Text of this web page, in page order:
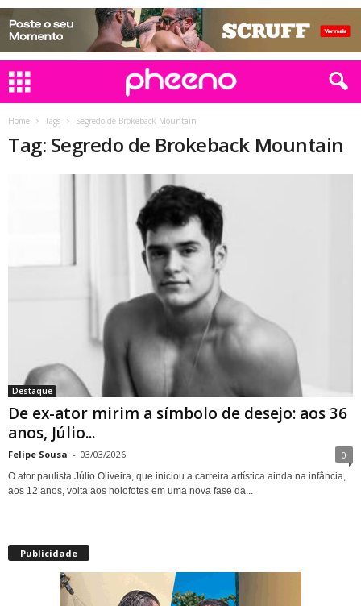
Home Tags Segredo de Brokeback Mountain
Tag: Segredo de Brokeback Mountain
Destaque
De ex-ator mirim a símbolo de desejo: aos 36
anos, Júlio...
Felipe Sousa - 03/03/2026 0
O ator paulista Júlio Oliveira, que iniciou a carreira artística ainda na infância,
aos 12 anos, volta aos holofotes em uma nova fase da...
Publicidade